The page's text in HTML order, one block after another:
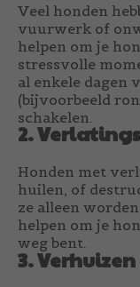
Veel honden
vuurwerk of
helpen om je
stressvolle
al enkele dagen
(bijvoorbeeld
schakelen.
2.
Honden met
huilen, of
ze alleen
helpen om je
weg bent.
3.